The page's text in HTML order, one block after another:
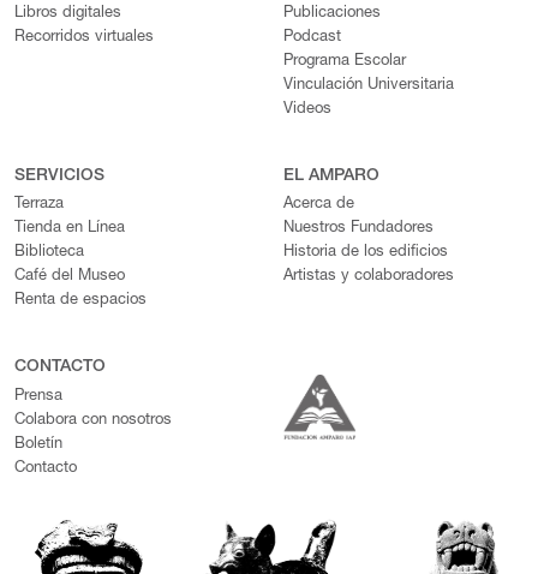
Libros digitales
Recorridos virtuales
Publicaciones
Podcast
Programa Escolar
Vinculación Universitaria
Videos
SERVICIOS
Terraza
Tienda en Línea
Biblioteca
Café del Museo
Renta de espacios
EL AMPARO
Acerca de
Nuestros Fundadores
Historia de los edificios
Artistas y colaboradores
CONTACTO
Prensa
Colabora con nosotros
Boletín
Contacto